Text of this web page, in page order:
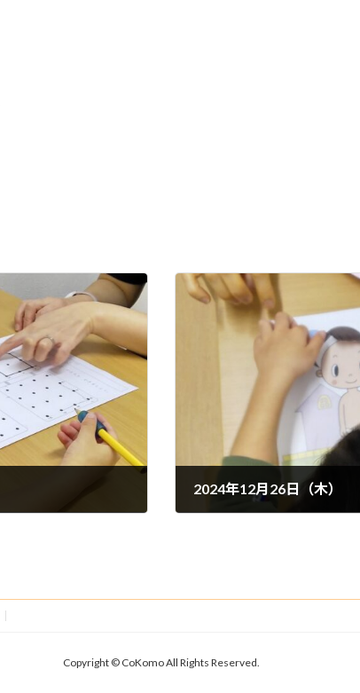
2024年12月26日（木）
Copyright © CoKomo All Rights Reserved.